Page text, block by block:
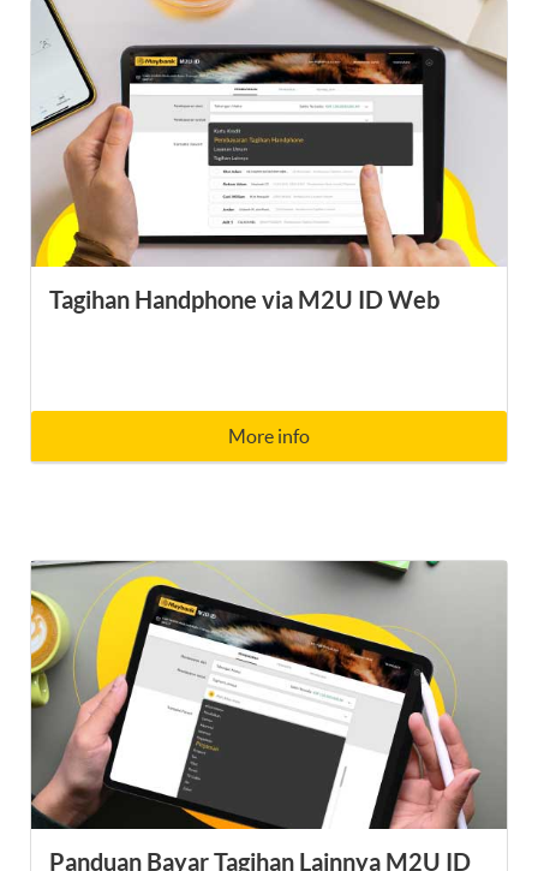
Tagihan Handphone via M2U ID Web
More info
Panduan Bayar Tagihan Lainnya M2U ID